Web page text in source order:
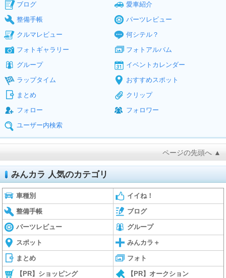
ブログ
愛車紹介
整備手帳
パーツレビュー
クルマレビュー
何シテル？
フォトギャラリー
フォトアルバム
グループ
イベントカレンダー
ラップタイム
おすすめスポット
まとめ
クリップ
フォロー
フォロワー
ユーザー内検索
ページの先頭へ ▲
みんカラ 人気のカテゴリ
車種別 イイね！
整備手帳 ブログ
パーツレビュー グループ
スポット みんカラ＋
まとめ フォト
【PR】ショッピング 【PR】オークション